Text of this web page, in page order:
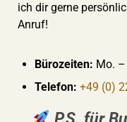
ich dir gerne
Anruf!
Bürozeiten: Mo.
Telefon: +49 (0)